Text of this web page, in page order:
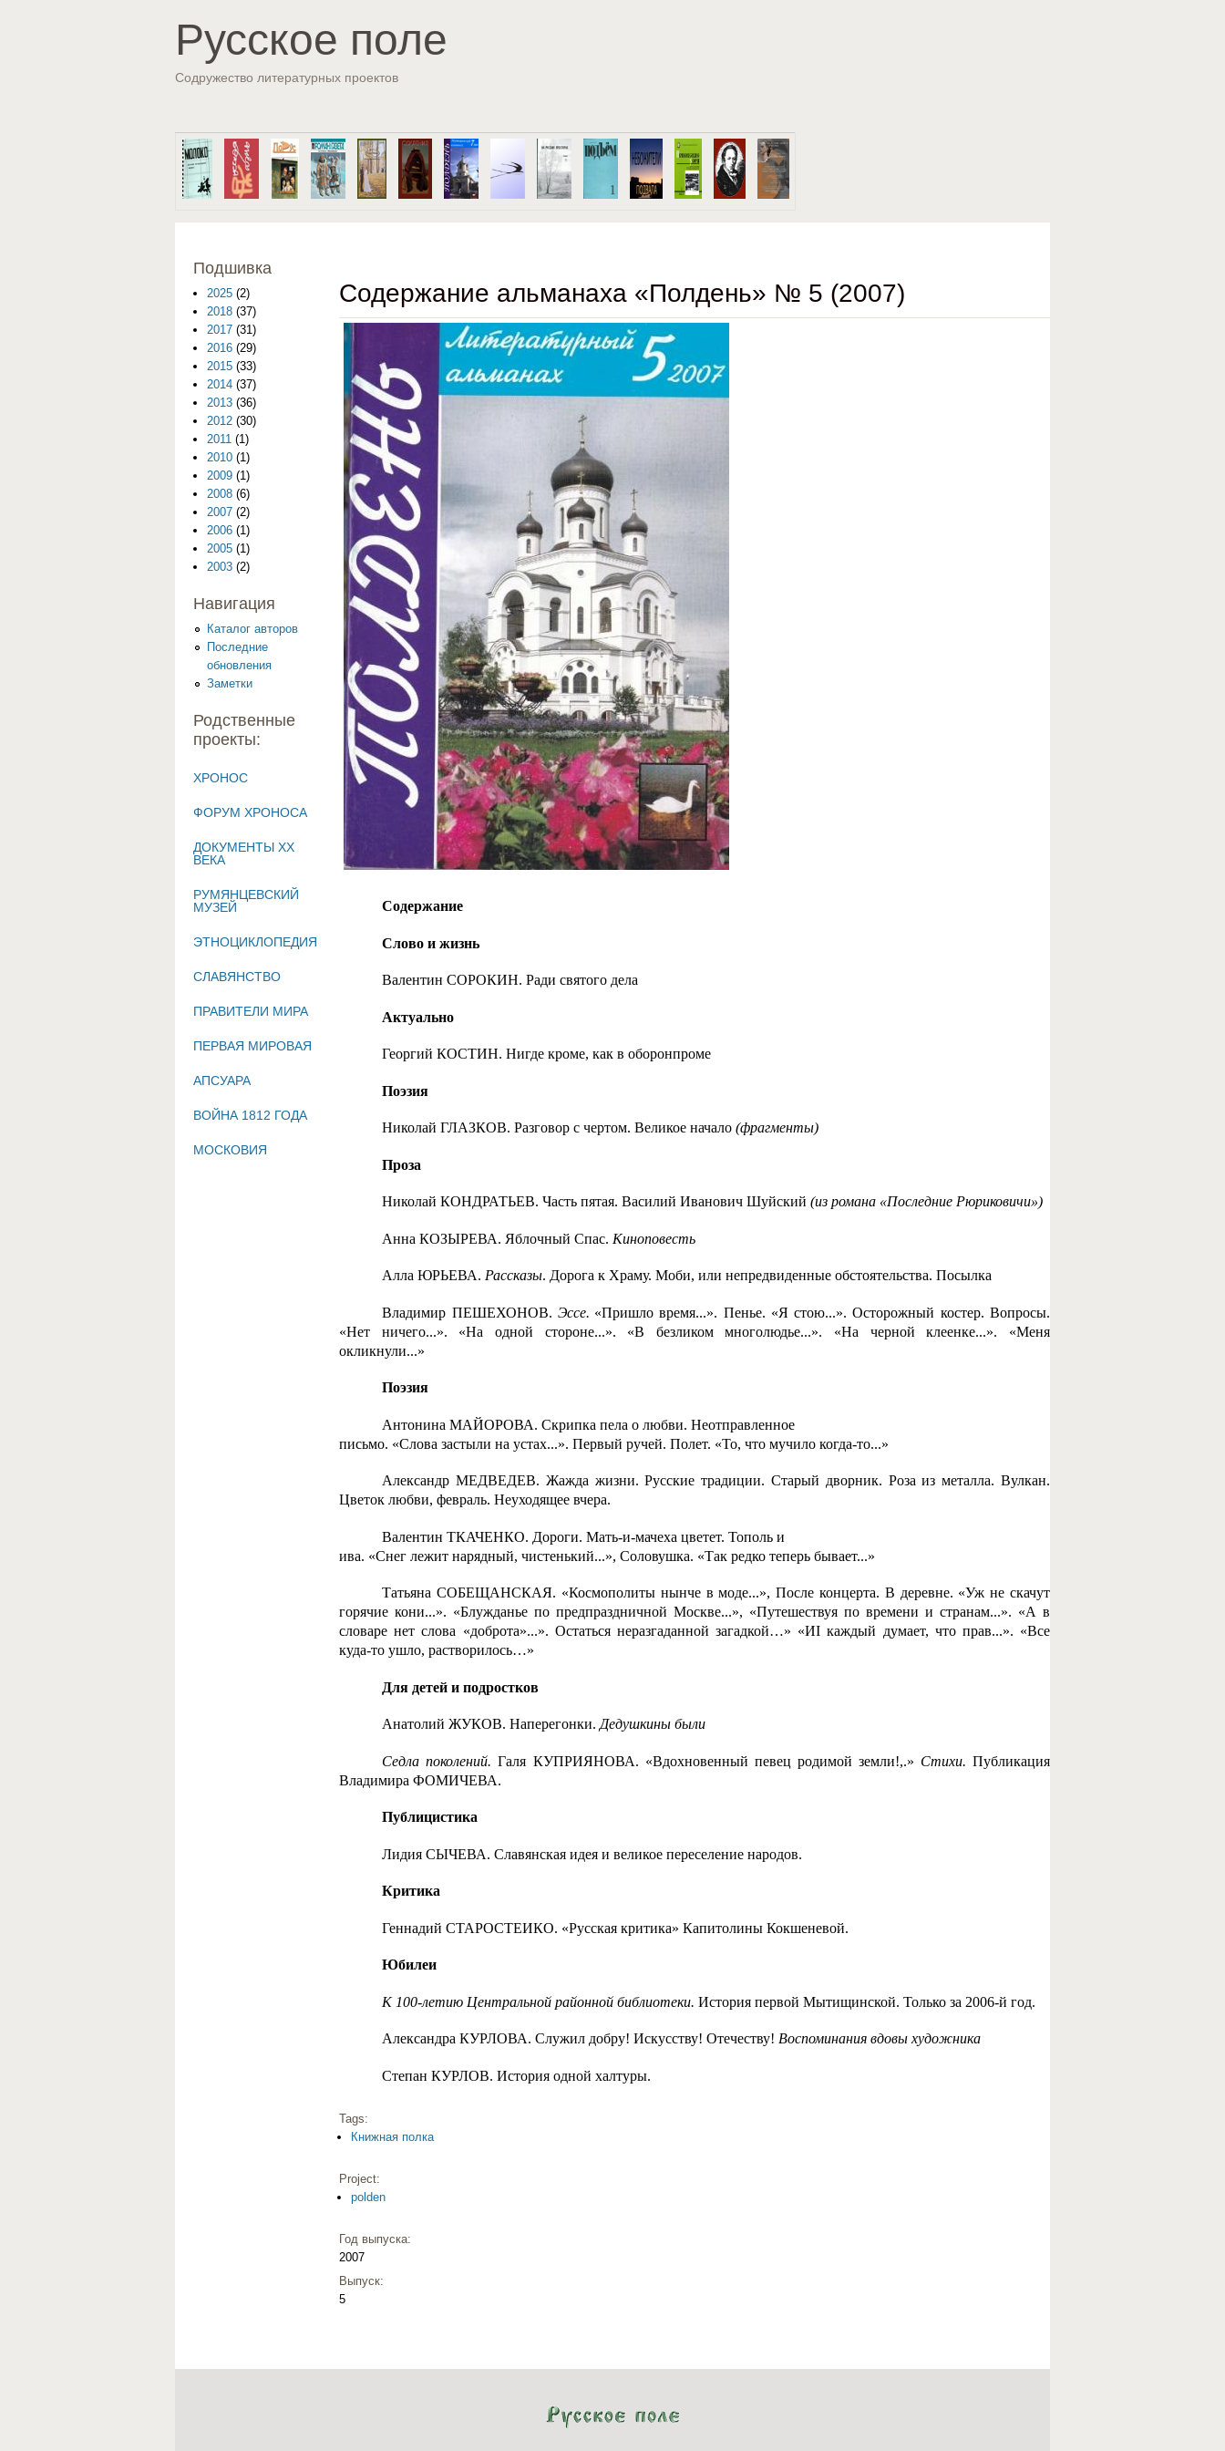
Русское поле
Содружество литературных проектов
Содержание альманаха «Полдень» № 5 (2007)
Содержание
Слово и жизнь
Валентин СОРОКИН. Ради святого дела
Актуально
Георгий КОСТИН. Нигде кроме, как в оборонпроме
Поэзия
Николай ГЛАЗКОВ. Разговор с чертом. Великое начало(фрагменты)
Проза
Николай КОНДРАТЬЕВ. Часть пятая. Василий Иванович Шуйский(из романа «Последние Рюриковичи»)
Анна КОЗЫРЕВА. Яблочный Спас. Киноповесть
Алла ЮРЬЕВА. Рассказы. Дорога к Храму. Моби, или непредвиденные обстоятельства. Посылка
Владимир ПЕШЕХОНОВ. Эссе. «Пришло время...». Пенье. «Я стою...». Осторожный костер. Вопросы.
«Нет ничего...». «На одной стороне...». «В безликом многолюдье...». «На черной клеенке...». «Меня
окликнули...»
Поэзия
Антонина МАЙОРОВА. Скрипка пела о любви. Неотправленное
письмо. «Слова застыли на устах...». Первый ручей. Полет. «То, что мучило когда-то...»
Александр МЕДВЕДЕВ. Жажда жизни. Русские традиции. Старый дворник. Роза из металла. Вулкан.
Цветок любви, февраль. Неуходящее вчера.
Валентин ТКАЧЕНКО. Дороги. Мать-и-мачеха цветет. Тополь и
ива. «Снег лежит нарядный, чистенький...», Соловушка. «Так редко теперь бывает...»
Татьяна СОБЕЩАНСКАЯ. «Космополиты нынче в моде...», Пос­ле концерта. В деревне. «Уж не скачут
горячие кони...». «Блуж­данье по предпраздничной Москве...», «Путешествуя по времени и странам...». «А в
словаре нет слова «доброта»...». Остаться неразгаданной загадкой…» «ИI каждый думает, что прав...». «Все
куда-то ушло, растворилось…»
Для детей и подростков
Анатолий ЖУКОВ. Наперегонки. Дедушкины были
Седла поколений. Галя КУПРИЯНОВА. «Вдохновенный певец ро­димой земли!,.» Стихи. Публикация
Владимира ФОМИЧЕВА.
Публицистика
Лидия СЫЧЕВА. Славянская идея и великое переселение наро­дов.
Критика
Геннадий СТАРОСТЕИКО. «Русская критика» Капитолины Кокшеневой.
Юбилеи
К 100-летию Центральной районной библиотеки. История пер­вой Мытищинской. Только за 2006-й год.
Александра КУРЛОВА. Служил добру! Искусству! Отечеству! Воспоминания вдовы художника
Степан КУРЛОВ. История одной халтуры.
Tags:
Книжная полка
Project:
polden
Год выпуска:
2007
Выпуск:
5
Подшивка
2025 (2)
2018 (37)
2017 (31)
2016 (29)
2015 (33)
2014 (37)
2013 (36)
2012 (30)
2011 (1)
2010 (1)
2009 (1)
2008 (6)
2007 (2)
2006 (1)
2005 (1)
2003 (2)
Навигация
Каталог авторов
Последние
обновления
Заметки
Родственные
проекты:
ХРОНОС
ФОРУМ ХРОНОСА
ДОКУМЕНТЫ XX
ВЕКА
РУМЯНЦЕВСКИЙ
МУЗЕЙ
ЭТНОЦИКЛОПЕДИЯ
СЛАВЯНСТВО
ПРАВИТЕЛИ МИРА
ПЕРВАЯ МИРОВАЯ
АПСУАРА
ВОЙНА 1812 ГОДА
МОСКОВИЯ